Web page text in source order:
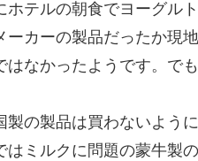
テルの朝食でヨーグル
カーの製品だったか現
なかったようです。で
の製品は買わないよう
ミルクに問題の蒙牛製